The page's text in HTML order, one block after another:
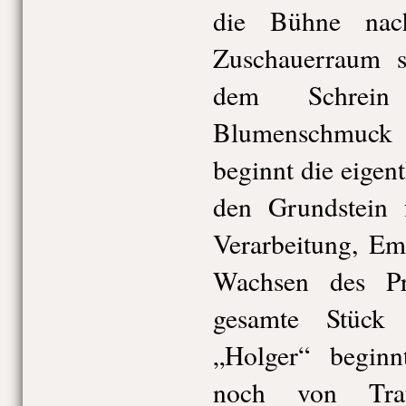
die Bühne
dem
beginnt die
den
Verarbeitung,
Wachsen des
gesamte
„Holger“
noch von